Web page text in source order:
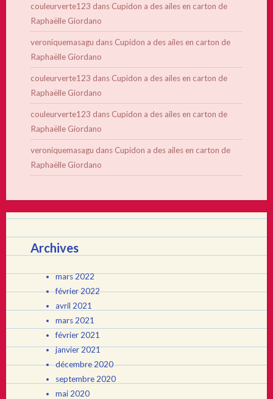
couleurverte123 dans Cupidon a des ailes en carton de
Raphaëlle Giordano
veroniquemasagu dans Cupidon a des ailes en carton de
Raphaëlle Giordano
couleurverte123 dans Cupidon a des ailes en carton de
Raphaëlle Giordano
couleurverte123 dans Cupidon a des ailes en carton de
Raphaëlle Giordano
veroniquemasagu dans Cupidon a des ailes en carton de
Raphaëlle Giordano
Archives
mars 2022
février 2022
avril 2021
mars 2021
février 2021
janvier 2021
décembre 2020
septembre 2020
mai 2020